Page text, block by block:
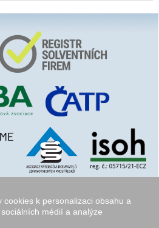
k personalizaci obsahu a
médií a analýze